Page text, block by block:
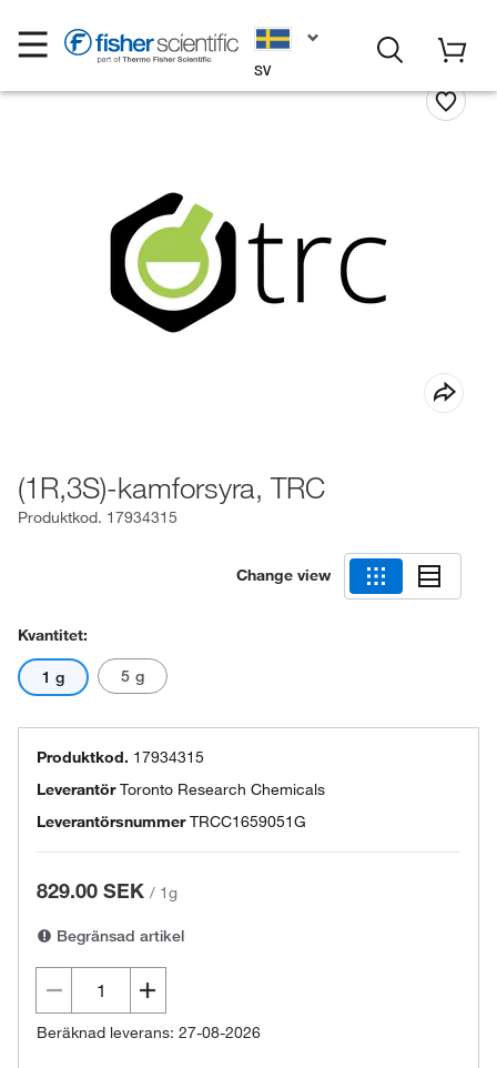
SV
(1R,3S)-kamforsyra, TRC
Produktkod. 17934315
Change view
Kvantitet:
1 g 5 g
Produktkod. 17934315
LeverantörToronto Research Chemicals
Leverantörsnummer TRCC1659051G
829.00 SEK / 1g
Begränsad artikel
Beräknad leverans: 27-08-2026